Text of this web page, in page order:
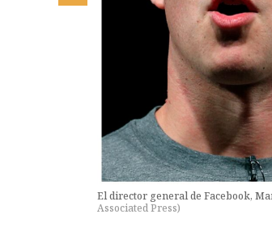
El director general de Facebook,
Associated Press)